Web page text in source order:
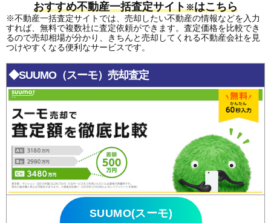
おすすめ不動産一括査定サイト※はこちら
※不動産一括査定サイトでは、売却したい不動産の情報などを入力
すれば、無料で複数社に査定依頼ができます。査定価格を比較でき
るので売却相場が分かり、きちんと売却してくれる不動産会社を見
つけやすくなる便利なサービスです。
◆SUUMO（スーモ）売却査定
SUUMO(スーモ)